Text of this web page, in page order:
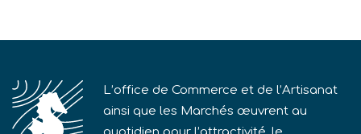
L’office de Commerce et de l’Artisanat
ainsi que les Marchés œuvrent au